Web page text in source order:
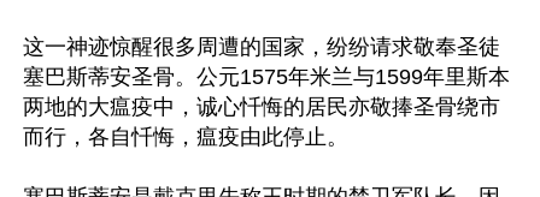
这一神迹惊醒很多周遭的国家，纷纷请求敬奉圣徒
塞巴斯蒂安圣骨。公元1575年米兰与1599年里斯本
两地的大瘟疫中，诚心忏悔的居民亦敬捧圣骨绕市
而行，各自忏悔，瘟疫由此停止。